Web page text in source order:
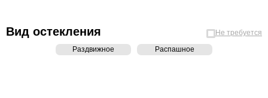
Вид остекления
Не требуется
Раздвижное
Распашное